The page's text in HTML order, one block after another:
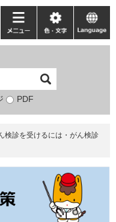
PDF
メ
ニ
ー
色・
文
language
検診を受けるには・がん検診